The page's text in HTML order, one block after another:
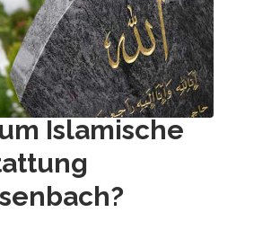
Islamische
?